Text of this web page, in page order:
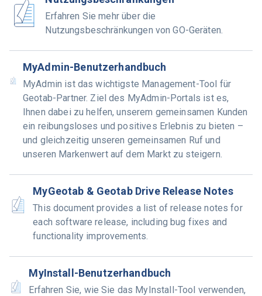
Erfahren Sie mehr über die
Nutzungsbeschränkungen von GO-Geräten.
MyAdmin-Benutzerhandbuch
MyAdmin ist das wichtigste Management-Tool für
Geotab-Partner. Ziel des MyAdmin-Portals ist es,
Ihnen dabei zu helfen, unserem gemeinsamen Kunden
ein reibungsloses und positives Erlebnis zu bieten –
und gleichzeitig unseren gemeinsamen Ruf und
unseren Markenwert auf dem Markt zu steigern.
MyGeotab & Geotab Drive Release Notes
This document provides a list of release notes for
each software release, including bug fixes and
functionality improvements.
MyInstall-Benutzerhandbuch
Erfahren Sie, wie Sie das MyInstall-Tool verwenden,